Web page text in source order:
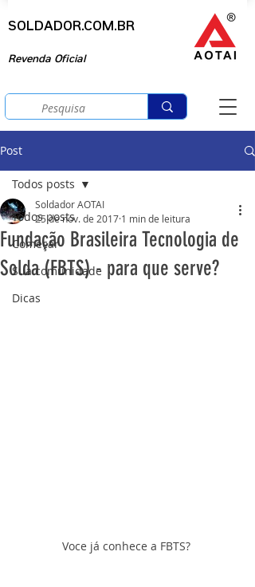
SOLDADOR.COM.BR
Revenda Oficial
Post
Todos posts
Começar
Sua comunidade
Dicas
Todos posts
Fundação Brasileira Tecnologia de
Solda (FBTS) - para que serve?
Soldador AOTAI
25 de nov. de 2017 1 min de leitura
Voce já conhece a FBTS?